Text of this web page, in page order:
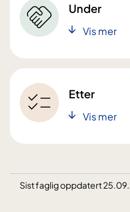
Under
Vis mer
Etter
Vis mer
Sist faglig oppdatert